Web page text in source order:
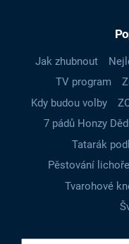
Jak zhubnout
TV program
Kdy budou volby
7 pádů Honzy
Tatarák
Pěstování
Tvarohové